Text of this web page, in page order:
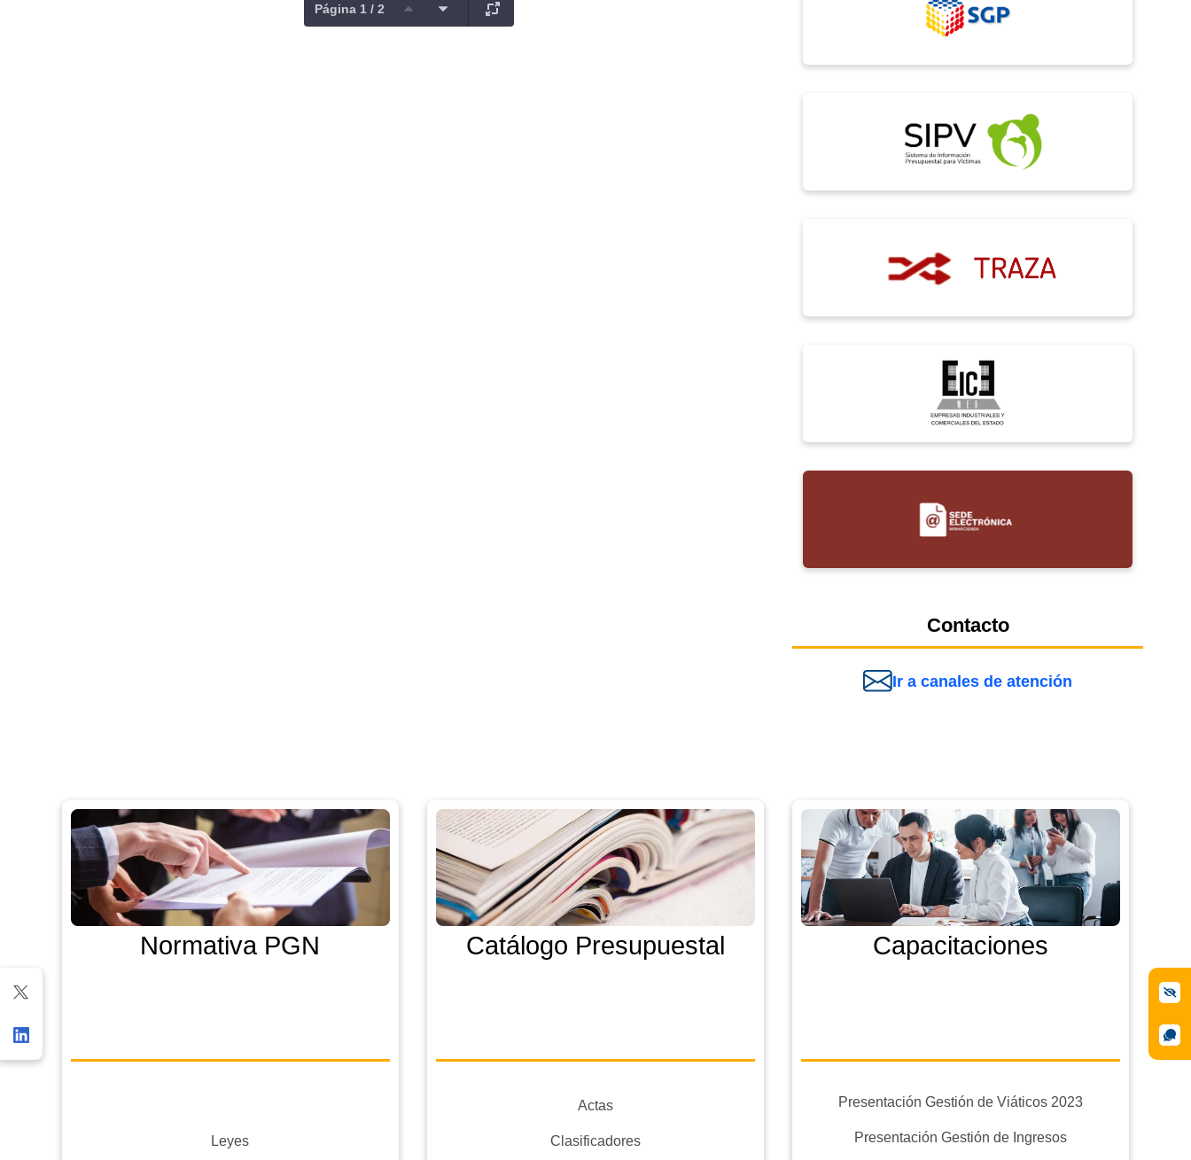
Página 1 / 2
Contacto
Ir a canales de atención
Normativa PGN
Leyes
Catálogo Presupuestal
Actas
Clasificadores
Capacitaciones
Presentación Gestión de Viáticos 2023
Presentación Gestión de Ingresos